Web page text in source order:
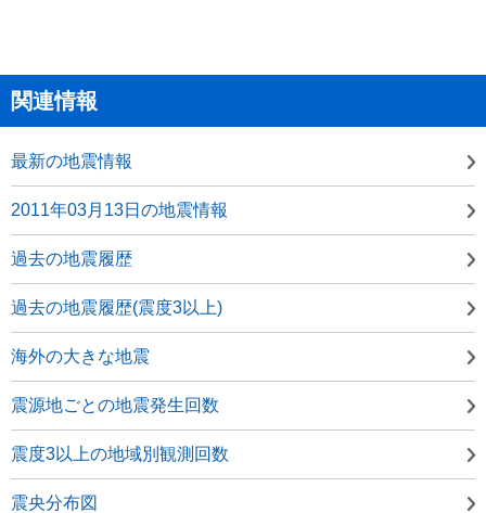
関連情報
最新の地震情報
2011年03月13日の地震情報
過去の地震履歴
過去の地震履歴(震度3以上)
海外の大きな地震
震源地ごとの地震発生回数
震度3以上の地域別観測回数
震央分布図